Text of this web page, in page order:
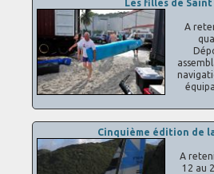
Les filles de Saint
A
Cinquième édition de
A
12 au